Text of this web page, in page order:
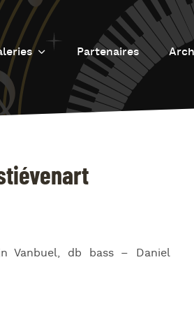
Galerie photos
Galerie Vidéos
Partenaires
Vanbuel, db bass – Daniel